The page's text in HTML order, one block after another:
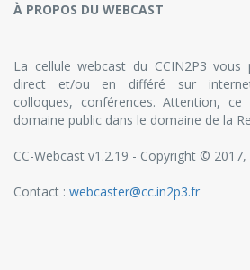
À PROPOS DU WEBCAST
La cellule webcast du CCIN2P3
direct et/ou en différé sur
colloques, conférences. Attention,
domaine public dans le domaine de la
CC-Webcast v1.2.19 - Copyright © 2017,
Contact : webcaster@cc.in2p3.fr